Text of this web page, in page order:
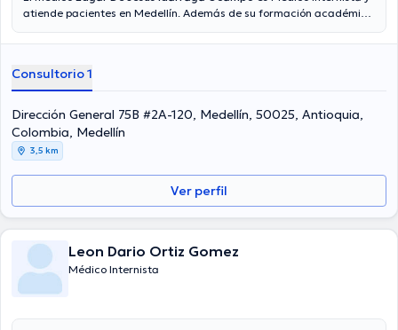
atiende pacientes en Medellín. Además de su formación académica
especialidad. El profesional de la salud posee años de experiencia
desempeñado como miembro de diversas asociaciones médicas.
Edgar De Jesus Idarraga Ocampo ha intervenido en incontables
conferencias con la intención de lograr tener una formación
continua en su disciplina de especialización y ha publicado
numerosas publicaciones. Su consulta opcionalmente se puede
llevar a cabo en Español.
Consultorio 1
Dirección General 75B #2A-120, Medellín, 50025, Antioquia,
Colombia, Medellín
3,5 km
Ver perfil
Leon Dario Ortiz Gomez
Médico Internista